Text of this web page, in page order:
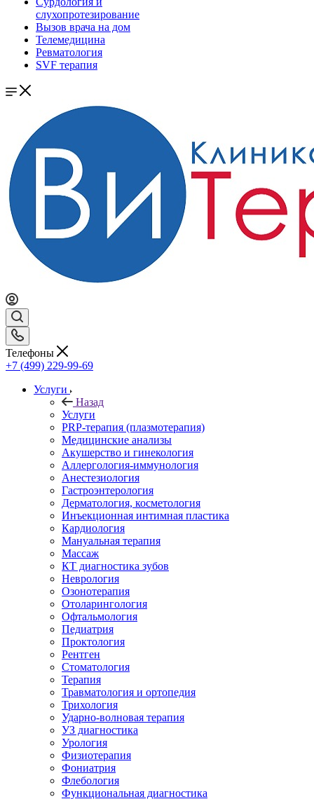
слухопротезирование
Вызов врача на дом
Телемедицина
Ревматология
SVF терапия
Телефоны
+7 (499) 229-99-69
Услуги
Назад
Услуги
PRP-терапия (плазмотерапия)
Медицинские анализы
Акушерство и гинекология
Аллергология-иммунология
Анестезиология
Гастроэнтерология
Дерматология, косметология
Инъекционная интимная пластика
Кардиология
Мануальная терапия
Массаж
КТ диагностика зубов
Неврология
Озонотерапия
Отоларингология
Офтальмология
Педиатрия
Проктология
Рентген
Стоматология
Терапия
Травматология и ортопедия
Трихология
Ударно-волновая терапия
УЗ диагностика
Урология
Физиотерапия
Фониатрия
Флебология
Функциональная диагностика